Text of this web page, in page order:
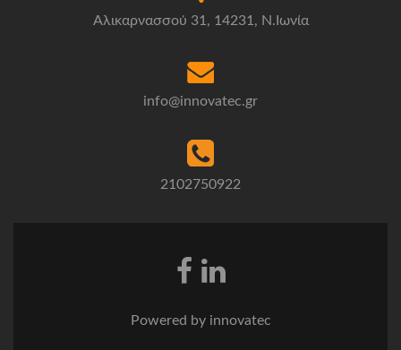
Αλικαρνασσού 31, 14231, Ν.Ιωνία
info@innovatec.gr
2102750922
Powered by innovatec